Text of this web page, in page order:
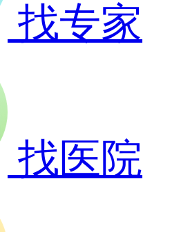
找专家
找医院